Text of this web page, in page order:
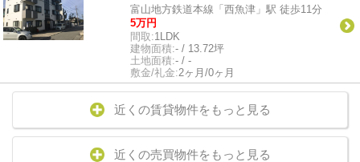
富山地方鉄道本線「西魚津」駅 徒歩11分
5万円
間取:1LDK
建物面積:- / 13.72坪
土地面積:- / -
敷金/礼金:2ヶ月/0ヶ月
近くの賃貸物件をもっと見る
近くの売買物件をもっと見る